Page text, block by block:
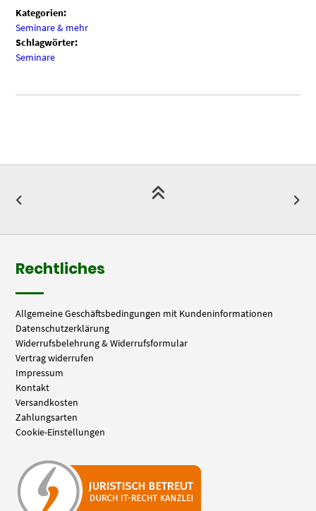
Kategorien:
Seminare & mehr
Schlagwörter:
Seminare
Rechtliches
Allgemeine Geschäftsbedingungen mit Kundeninformationen
Datenschutzerklärung
Widerrufsbelehrung & Widerrufsformular
Vertrag widerrufen
Impressum
Kontakt
Versandkosten
Zahlungsarten
Cookie-Einstellungen